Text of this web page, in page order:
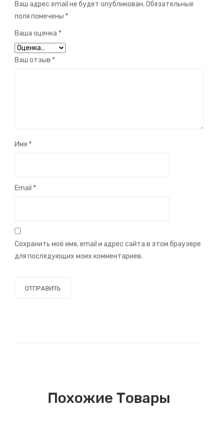
Ваш адрес email не будет опубликован. Обязательные
поля помечены *
Ваша оценка *
Ваш отзыв *
Имя *
Email *
Сохранить моё имя, email и адрес сайта в этом браузере
для последующих моих комментариев.
Похожие Товары